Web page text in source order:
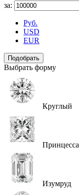
за:
Руб.
USD
EUR
Подобрать
Выбрать форму
Круглый
Принцесса
Изумруд